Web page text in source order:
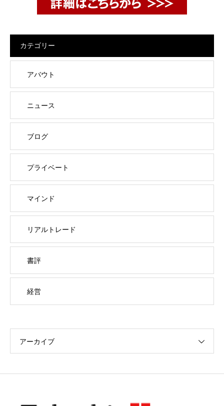
カテゴリー
アバウト
ニュース
ブログ
プライベート
マインド
リアルトレード
書評
経営
アーカイブ